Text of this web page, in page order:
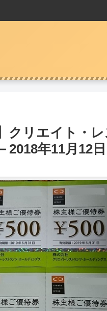
クリエイト・
2018年11月12日